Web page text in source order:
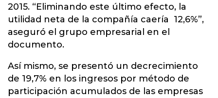
2015. “Eliminando este último efecto, la
utilidad neta de la compañía caería 12,6%”,
aseguró el grupo empresarial en el
documento.
Así mismo, se presentó un decrecimiento
de 19,7% en los ingresos por método de
participación acumulados de las empresas